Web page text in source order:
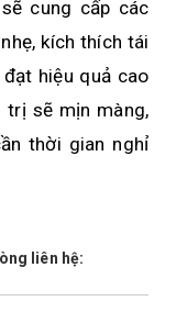
cung cấp các
kích thích tái
hiệu quả cao
trị sẽ mịn màng,
thời gian nghỉ
liên hệ: